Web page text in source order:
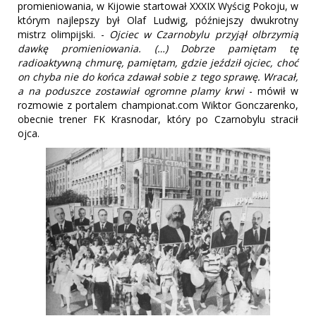
promieniowania, w Kijowie startował XXXIX Wyścig Pokoju, w
którym najlepszy był Olaf Ludwig, późniejszy dwukrotny
mistrz olimpijski. - Ojciec w Czarnobylu przyjął olbrzymią
dawkę promieniowania. (…) Dobrze pamiętam tę
radioaktywną chmurę, pamiętam, gdzie jeździł ojciec, choć
on chyba nie do końca zdawał sobie z tego sprawę. Wracał,
a na poduszce zostawiał ogromne plamy krwi- mówił w
rozmowie z portalem championat.com Wiktor Gonczarenko,
obecnie trener FK Krasnodar, który po Czarnobylu stracił
ojca.